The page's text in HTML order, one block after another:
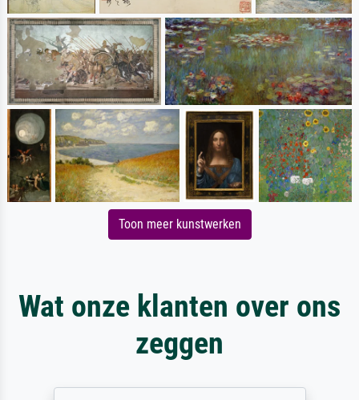
Toon meer kunstwerken
Wat onze klanten over ons
zeggen